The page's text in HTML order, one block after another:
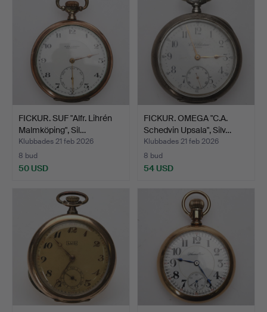
FICKUR. SUF "Alfr. Lihrén
Malmköping", Sil…
Klubbades 21 feb 2026
8 bud
50 USD
FICKUR. OMEGA "C.A.
Schedvin Upsala", Silv…
Klubbades 21 feb 2026
8 bud
54 USD